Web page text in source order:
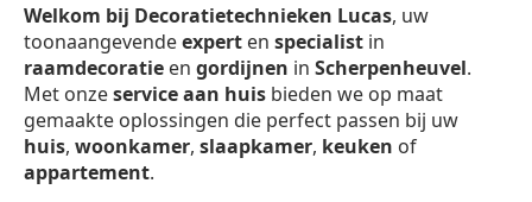
Welkom bij Decoratietechnieken Lucas, uw
toonaangevendeexpert en specialist in
raamdecoratie en gordijnen in Scherpenheuvel.
Met onzeservice aan huis bieden we op maat
gemaakte oplossingen die perfect passen bij uw
huis, woonkamer, slaapkamer, keuken of
appartement.